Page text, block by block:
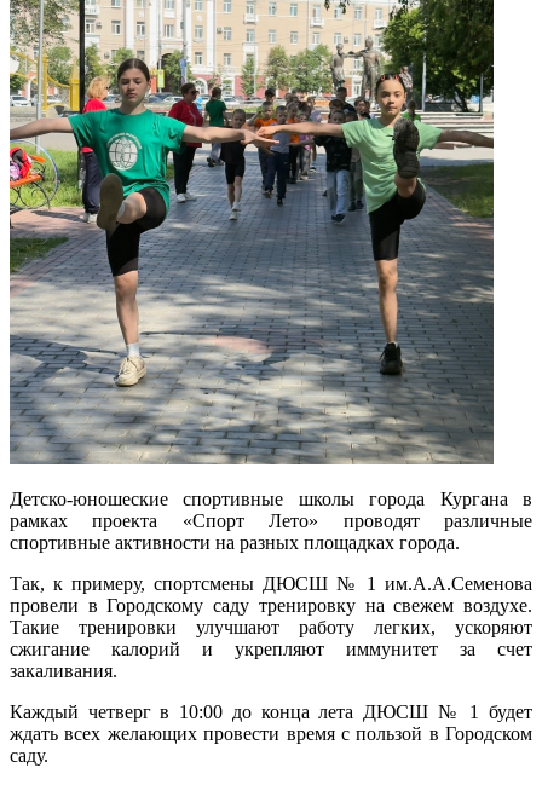
Детско-юношеские спортивные школы города Кургана в
рамках проекта «Спорт Лето» проводят различные
спортивные активности на разных площадках города.
Так, к примеру, спортсмены ДЮСШ № 1 им.А.А.Семенова
провели в Городскому саду тренировку на свежем воздухе.
Такие тренировки улучшают работу легких, ускоряют
сжигание калорий и укрепляют иммунитет за счет
закаливания.
Каждый четверг в 10:00 до конца лета ДЮСШ № 1 будет
ждать всех желающих провести время с пользой в Городском
саду.